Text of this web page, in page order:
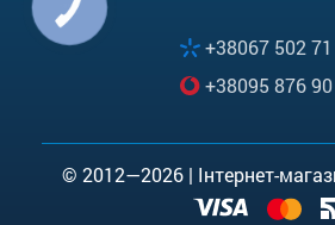
+38067 502
+38095 876
© 2012—2026 | Інтернет-
КНОПКА
ЗВ'ЯЗКУ